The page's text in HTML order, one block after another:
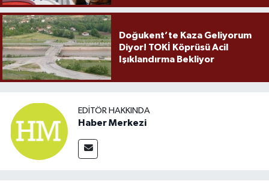
Doğukent’te Kaza Geliyorum
Diyor! TOKİ Köprüsü Acil
Işıklandırma Bekliyor
EDITÖR HAKKINDA
Haber Merkezi